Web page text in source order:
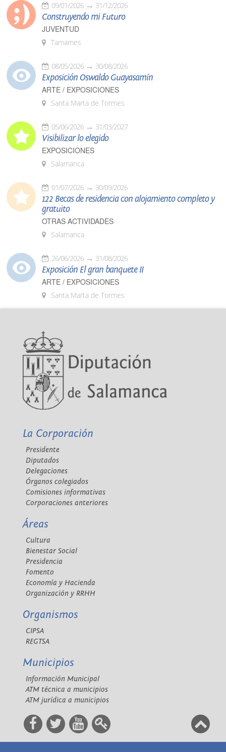
09/01/2026 31/12/2026
Construyendo mi Futuro
JUVENTUD
Tamames
08/05/2026 30/08/2026
Exposición Oswaldo Guayasamín
ARTE / EXPOSICIONES
Santa Marta de Tormes
05/06/2026 31/03/2027
Visibilizar lo elegido
EXPOSICIONES
Salamanca
01/07/2026 30/09/2026
122 Becas de residencia con alojamiento completo y
gratuito
OTRAS ACTIVIDADES
Salamanca
26/06/2026 31/08/2026
Exposición El gran banquete II
ARTE / EXPOSICIONES
Santa Marta de Tormes
La Corporación
Presidente
Diputados
Delegaciones
Órganos colegiados
Comisiones informativas
Corporaciones anteriores
Áreas
Cultura
Bienestar Social
Presidencia
Fomento
Economía y Hacienda
Organización y RRHH
Organismos
CIPSA
REGTSA
Municipios
Información Municipal
ATM técnica a municipios
ATM jurídica a municipios